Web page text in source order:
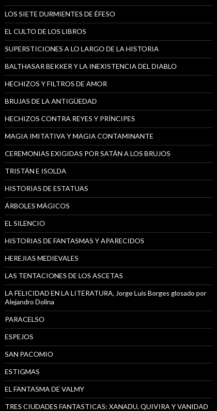
LOS SIETE DURMIENTES DE ÉFESO
EL CULTO DE LOS LIBROS
SUPERSTICIONES A LO LARGO DE LA HISTORIA
BALTHASAR BEKKER Y LA INEXISTENCIA DEL DIABLO
HECHIZOS Y FILTROS DE AMOR
BRUJAS DE LA ANTIGÜEDAD
HECHIZOS CONTRA REYES Y PRÍNCIPES
MAGIA IMITATIVA Y MAGIA CONTAMINANTE
CEREMONIAS EXIGIDAS POR SATÁN A LOS BRUJOS
TRISTÁN E ISOLDA
HISTORIAS DE ESTATUAS
ÁRBOLES MÁGICOS
EL SILENCIO
HISTORIAS DE FANTASMAS Y APARECIDOS
HEREJIAS MEDIEVALES
LAS TENTACIONES DE LOS ASCETAS
LA FELICIDAD EN LA LITERATURA, Jorge Luis Borges glosado por
Alejandro Dolina
PARACELSO
ESPEJOS
SAN PACOMIO
ESTIGMAS
EL FANTASMA DE VALMY
TRES CIUDADES FANTASTICAS: XANADU, QUIVIRA Y VANIDAD